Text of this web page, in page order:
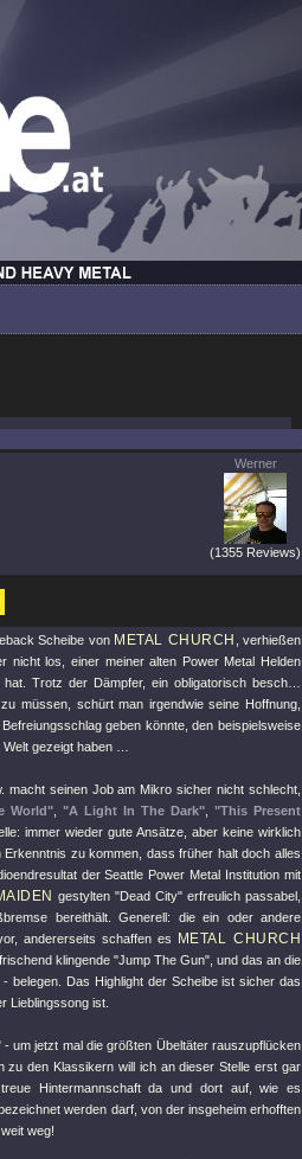
Werner
(1355 Reviews)
Scheibe von METAL CHURCH
, verhießen
nicht los, einer meiner alten Power Metal Helden
Trotz der Dämpfer, ein obligatorisch besch…
müssen, schürt man irgendwie seine Hoffnung,
geben könnte, den beispielsweise
gezeigt haben …
seinen Job am Mikro sicher nicht schlecht,
World", "A Light In The Dark", "This Present
immer wieder gute Ansätze, aber keine wirklich
zu kommen, dass früher halt doch alles
der Seattle Power Metal Institution mit
gestylten "Dead City"erfreulich passabel,
bereithält. Generell: die ein oder andere
andererseits schaffen es METAL CHURCH
klingende "Jump The Gun" , und das an die
belegen. Das Highlight der Scheibe ist sicher das
Lieblingssong ist.
- um jetzt mal die größten Übeltäter rauszupflücken
zu den Klassikern will ich an dieser Stelle erst gar
Hintermannschaft da und dort auf, wie es
werden darf, von der insgeheim erhofften
weg!